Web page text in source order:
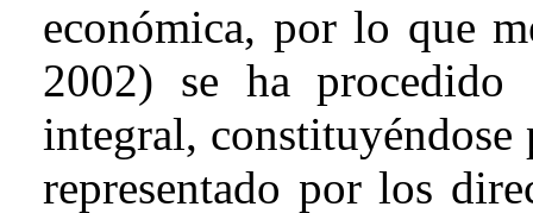
económica, por lo que
2002) se ha procedido
integral,
representado por los